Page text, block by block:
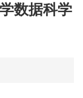
数据科学